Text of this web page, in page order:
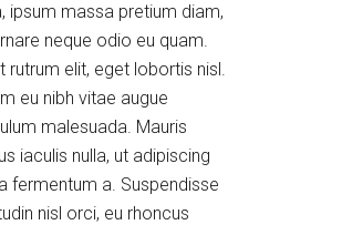
ipsum massa pretium diam,
neque odio eu quam.
rutrum elit, eget lobortis nisl.
eu nibh vitae augue
malesuada. Mauris
iaculis nulla, ut adipiscing
fermentum a. Suspendisse
nisl orci, eu rhoncus